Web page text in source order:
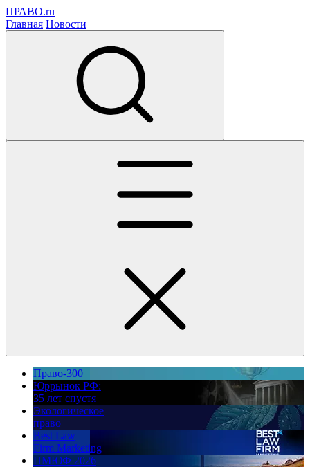
ПРАВО.ru
Главная Новости
Право-300
Юррынок РФ:
35 лет спустя
Экологическое
право
Best Law
Firm Marketing
ПМЮФ 2026